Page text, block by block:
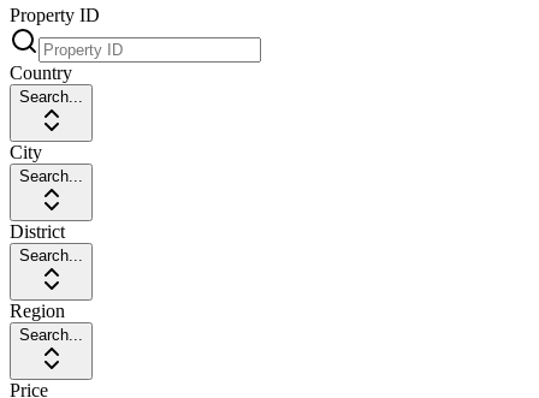
Property ID
Country
Search...
City
Search...
District
Search...
Region
Search...
Price